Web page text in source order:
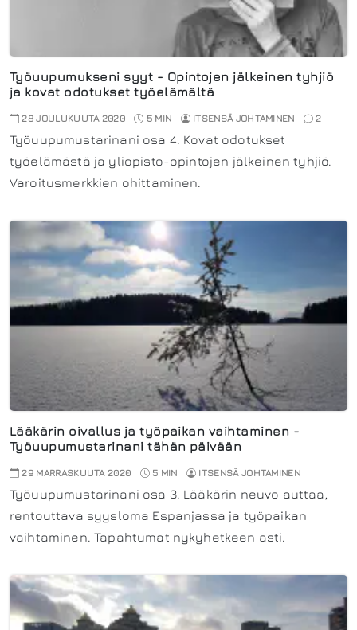
Työuupumukseni syyt - Opintojen jälkeinen tyhjiö
ja kovat odotukset työelämältä
28 JOULUKUUTA 2020 5 MIN ITSENSÄ JOHTAMINEN 2
Työuupumustarinani osa 4. Kovat odotukset
työelämästä ja yliopisto-opintojen jälkeinen tyhjiö.
Varoitusmerkkien ohittaminen.
Lääkärin oivallus ja työpaikan vaihtaminen -
Työuupumustarinani tähän päivään
29 MARRASKUUTA 2020 5 MIN ITSENSÄ JOHTAMINEN
Työuupumustarinani osa 3. Lääkärin neuvo auttaa,
rentouttava syysloma Espanjassa ja työpaikan
vaihtaminen. Tapahtumat nykyhetkeen asti.